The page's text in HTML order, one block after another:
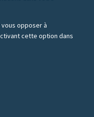
opposer à
cette option dans